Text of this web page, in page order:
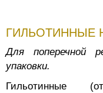
ГИЛЬОТИННЫЕ
Для поперечной
упаковки.
Гильотинные